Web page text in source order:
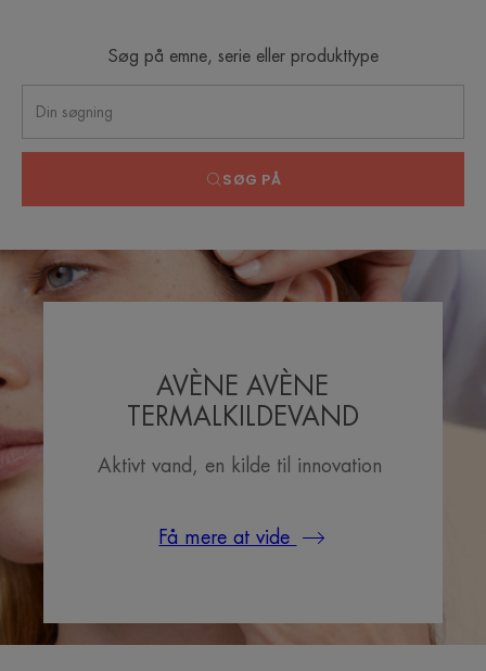
Søg på emne, serie eller produkttype
SØG PÅ
AVÈNE AVÈNE
TERMALKILDEVAND
Aktivt vand, en kilde til innovation
Få mere at vide